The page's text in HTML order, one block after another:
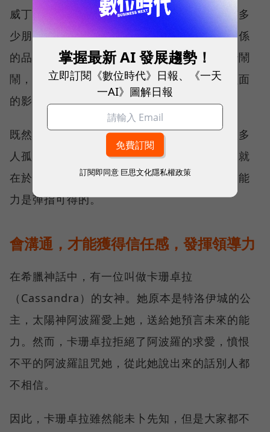
威丁格教授強調，良好的人際關係，不在於有多
少朋友，或身邊有沒有伴侶，而是這些親密關係
的品質。比方說，在婚姻中老是跟另一半吵吵鬧
鬧，跟離婚的人相比，或許健康更容易受到負面
的影響。
既然溝通與人際關係這麼重要，為什麼還是很多
人孤立自己，無法好好發展人際關係呢？關鍵就
在於，他們不懂得該如何溝通，他們希望溝通能
力是彈指可得的。
會溝通，才能獲得信任感，發揮領導力
在希臘神話中，有一位叫做卡珊卓拉
（Cassandra）的女神。她原本是特洛伊城的公
主，太陽神阿波羅愛上她，送給她預言未來的能
力。然而，卡珊卓拉拒絕了阿波羅的求愛，憤恨
不平的阿波羅詛咒她，從此她說出來的話別人都
不相信。
因此，卡珊卓拉雖然能未卜先知，但是大家都不
掌握最新 AI 發展趨勢！
立即訂閱《數位時代》日報、《一天
一AI》圖解日報
訂閱即同意 巨思文化隱私權政策